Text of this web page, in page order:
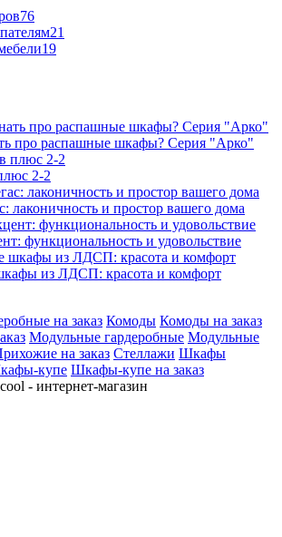
76
21
19
про распашные шкафы? Серия "Арко"
2-2
лаконичность и простор вашего дома
функциональность и удовольствие
из ЛДСП: красота и комфорт
на заказ Комоды Комоды на заказ
Модульные гардеробные Модульные
на заказ Стеллажи Шкафы
купе Шкафы-купе на заказ
- интернет-магазин